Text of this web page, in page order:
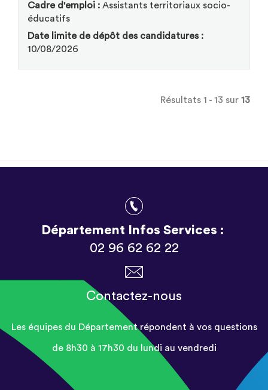
Cadre d'emploi : Assistants territoriaux socio-
éducatifs
Date limite de dépôt des candidatures :
10/08/2026
Résultats 1 - 13 sur 13
Département Infos Services :
02 96 62 62 22
Contactez-nous
Les équipes du Département répondent à vos questions
de 8h30 à 17h30 du lundi au vendredi